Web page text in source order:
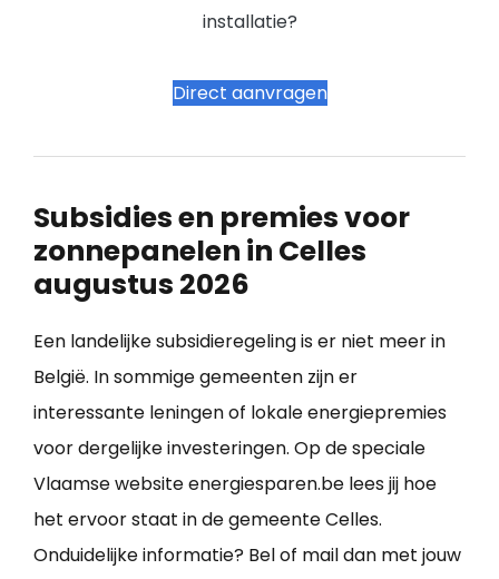
installatie?
Direct aanvragen
Subsidies en premies voor
zonnepanelen in Celles
augustus 2026
Een landelijke subsidieregeling is er niet meer in
België. In sommige gemeenten zijn er
interessante leningen of lokale energiepremies
voor dergelijke investeringen. Op de speciale
Vlaamse website energiesparen.be lees jij hoe
het ervoor staat in de gemeente Celles.
Onduidelijke informatie? Bel of mail dan met jouw